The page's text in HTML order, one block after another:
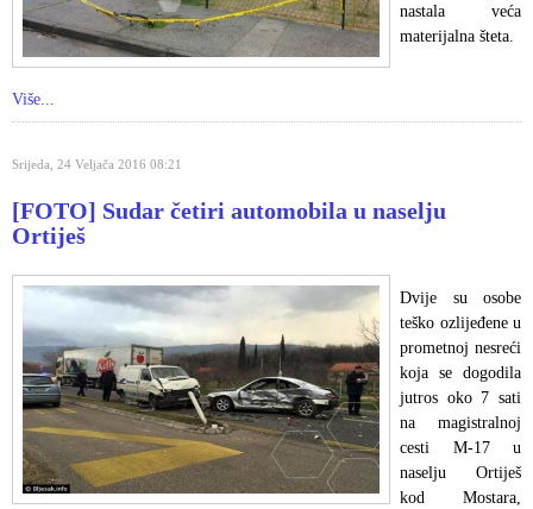
nastala veća
materijalna šteta.
Više...
Srijeda, 24 Veljača 2016 08:21
[FOTO] Sudar četiri automobila u naselju
Ortiješ
Dvije su osobe
teško ozlijeđene u
prometnoj nesreći
koja se dogodila
jutros oko 7 sati
na magistralnoj
cesti M-17 u
naselju Ortiješ
kod Mostara,